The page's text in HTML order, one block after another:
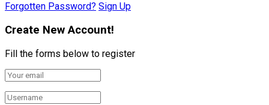
Forgotten Password? Sign Up
Create New Account!
Fill the forms below to register